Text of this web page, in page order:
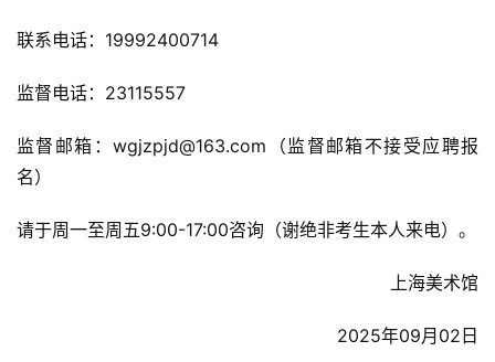
联系电话：19992400714
监督电话：23115557
监督邮箱：wgjzpjd@163.com（监督邮箱不接受应聘报
名）
请于周一至周五9:00-17:00咨询（谢绝非考生本人来电）。
上海美术馆
2025年09月02日